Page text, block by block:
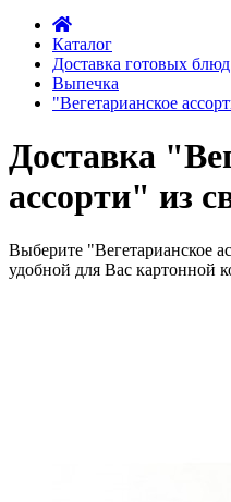
Каталог
Доставка готовых
Выпечка
"Вегетарианское
Доставка
ассорти" из
Выберите "Вегетарианское
удобной для Вас картонной